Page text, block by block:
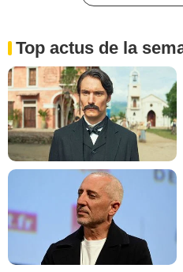
Top actus de la